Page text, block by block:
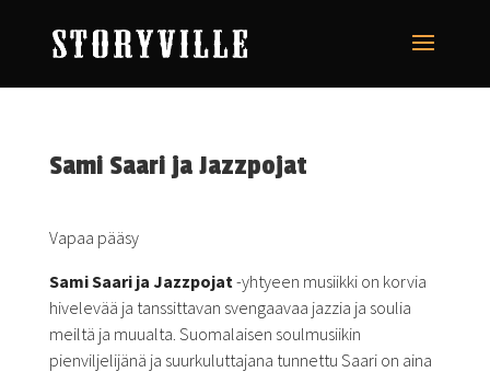
Sami Saari ja Jazzpojat
Vapaa pääsy
Sami Saari ja Jazzpojat-yhtyeen musiikki on korvia
hivelevää ja tanssittavan svengaavaa jazzia ja soulia
meiltä ja muualta. Suomalaisen soulmusiikin
pienviljelijänä ja suurkuluttajana tunnettu Saari on aina